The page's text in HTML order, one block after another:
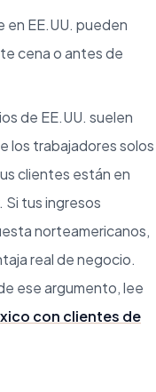
EE.UU. pueden
cena o antes de
de EE.UU. suelen
los trabajadores solos
clientes están en
Si tus ingresos
norteamericanos,
real de negocio.
ese argumento, lee
con clientes de